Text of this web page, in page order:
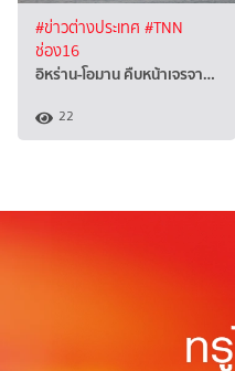
#ข่าวต่างประเทศ #TNN
ช่อง16
อิหร่าน-โอมาน คืบหน้าเจรจา…
22